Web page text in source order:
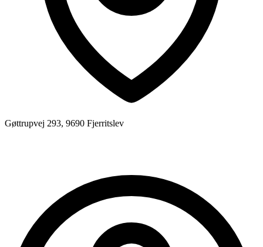
Gøttrupvej 293, 9690 Fjerritslev